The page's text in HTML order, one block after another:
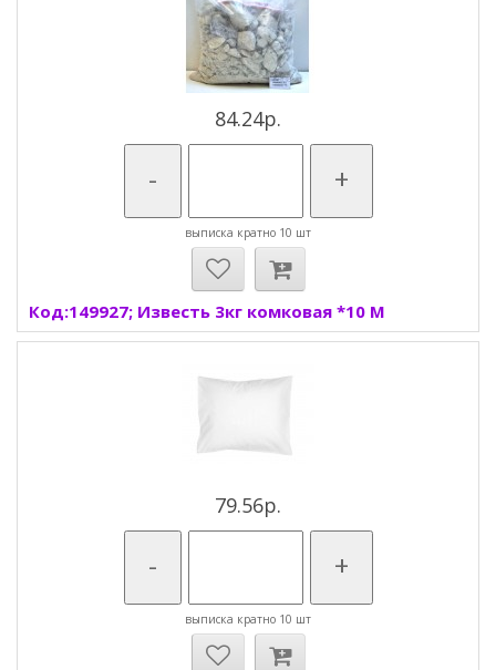
84.24р.
- +
выписка кратно 10 шт
Код:149927; Известь 3кг комковая *10 М
79.56р.
- +
выписка кратно 10 шт